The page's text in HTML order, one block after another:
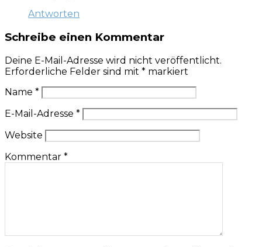
Antworten
Schreibe einen Kommentar
Deine E-Mail-Adresse wird nicht veröffentlicht.
Erforderliche Felder sind mit * markiert
Name *
E-Mail-Adresse *
Website
Kommentar *